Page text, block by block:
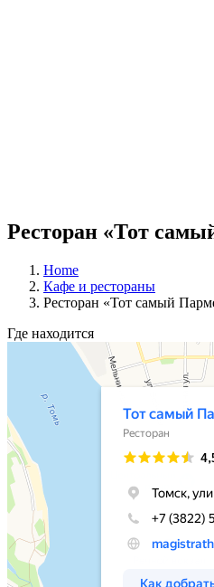
Ресторан «Тот
Home
Кафе и рестораны
Ресторан «Тот самый
Где находится
Тот самый Пармезан
Ресторан в Томске